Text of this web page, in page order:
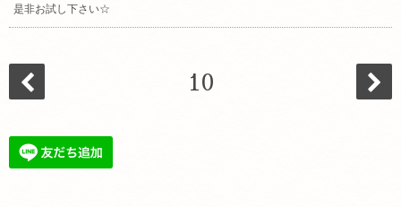
是非お試し下さい☆
10